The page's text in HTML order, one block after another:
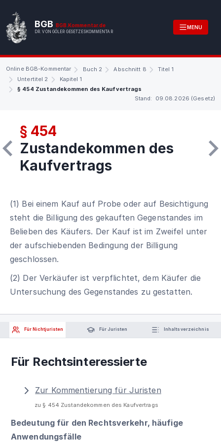
BGB BGB.Kommentar.de
DR. VON GÖLER GESETZESKOMMENTAR
MENU
Online BGB-Kommentar Buch 2 Abschnitt 8
Titel 1
Untertitel 2
Kapitel 1
§ 454 Zustandekommen des Kaufvertrags
Stand: 09.08.2026 (Gesetz)
§ 454
Zustandekommen des
Kaufvertrags
(1) Bei einem Kauf auf Probe oder auf Besichtigung
steht die Billigung des gekauften Gegenstandes im
Belieben des Käufers. Der Kauf ist im Zweifel unter
der aufschiebenden Bedingung der Billigung
geschlossen.
(2) Der Verkäufer ist verpflichtet, dem Käufer die
Untersuchung des Gegenstandes zu gestatten.
Für Nichtjuristen Für Juristen Inhaltsverzeichnis
Für Rechtsinteressierte
Zur Kommentierung für Juristen
zu § 454 Zustandekommen des Kaufvertrags
Bedeutung für den Rechtsverkehr, häufige
Anwendungsfälle